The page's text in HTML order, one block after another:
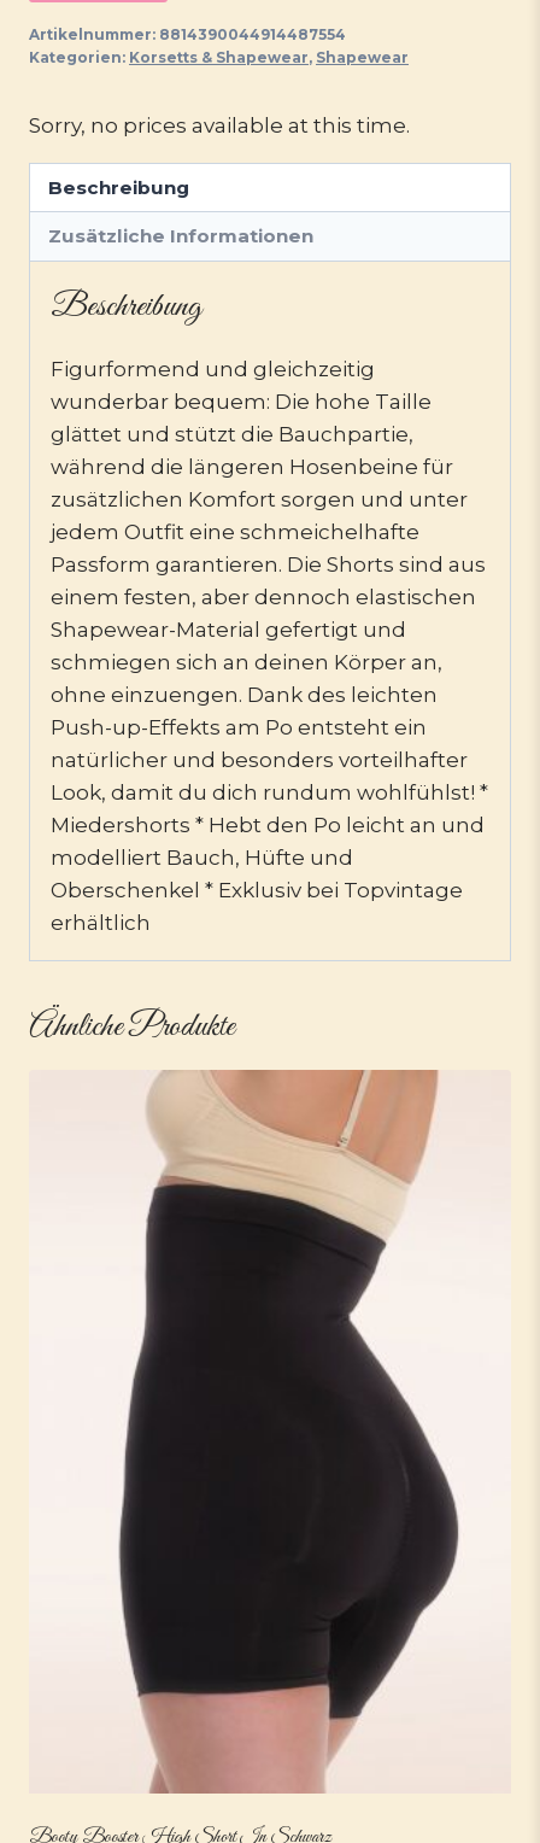
Artikelnummer: 8814390044914487554
Kategorien: Korsetts & Shapewear, Shapewear
Sorry, no prices available at this time.
Beschreibung
Zusätzliche Informationen
Beschreibung
Figurformend und gleichzeitig
wunderbar bequem: Die hohe Taille
glättet und stützt die Bauchpartie,
während die längeren Hosenbeine für
zusätzlichen Komfort sorgen und unter
jedem Outfit eine schmeichelhafte
Passform garantieren. Die Shorts sind aus
einem festen, aber dennoch elastischen
Shapewear-Material gefertigt und
schmiegen sich an deinen Körper an,
ohne einzuengen. Dank des leichten
Push-up-Effekts am Po entsteht ein
natürlicher und besonders vorteilhafter
Look, damit du dich rundum wohlfühlst! *
Miedershorts * Hebt den Po leicht an und
modelliert Bauch, Hüfte und
Oberschenkel * Exklusiv bei Topvintage
erhältlich
Ähnliche Produkte
Booty Booster High Short In Schwarz